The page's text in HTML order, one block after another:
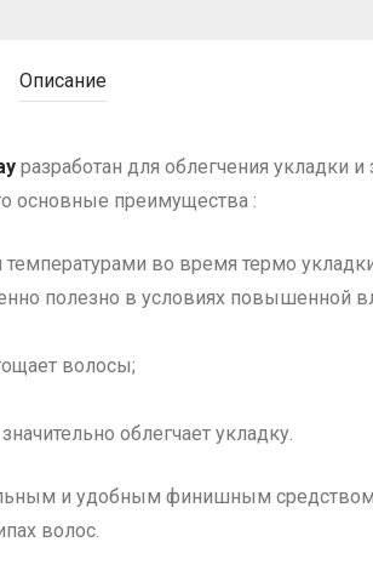
Описание
разработан для облегчения укладки
основные преимущества :
во время термо
полезно в условиях повышенной
волосы;
облегчает укладку.
и удобным финишным
волос.